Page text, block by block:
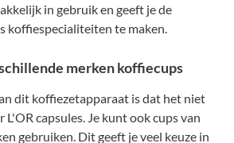
in gebruik en geeft je de
koffiespecialiteiten te maken.
merken koffiecups
dit koffiezetapparaat is dat het niet
L'OR capsules. Je kunt ook cups van
gebruiken. Dit geeft je veel keuze in